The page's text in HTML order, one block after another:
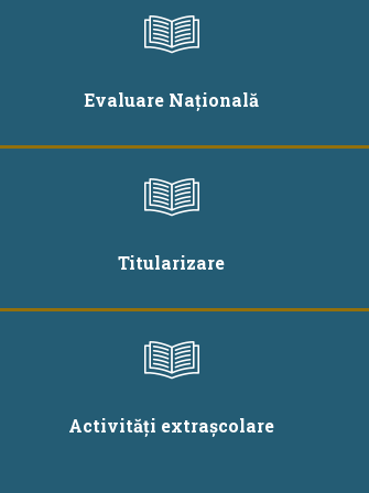
Evaluare Națională
Titularizare
Activități extrașcolare